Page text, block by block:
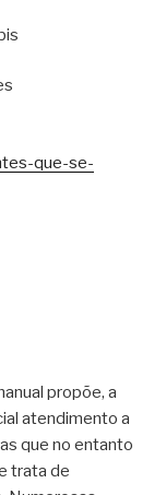
que-se-
propõe, a
atendimento a
que no entanto
trata de